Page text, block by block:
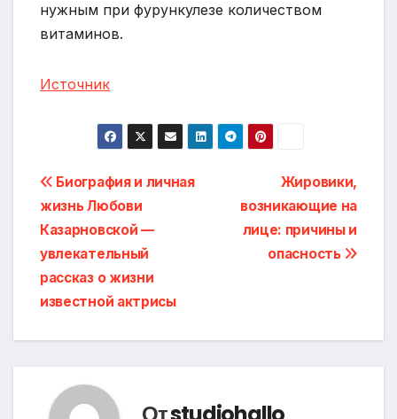
нужным при фурункулезе количеством
витаминов.
Источник
Навигация
по
записям
Жировики,
возникающие на
лице: причины и
опасность
Биография и личная
жизнь Любови
Казарновской —
увлекательный
рассказ о жизни
известной актрисы